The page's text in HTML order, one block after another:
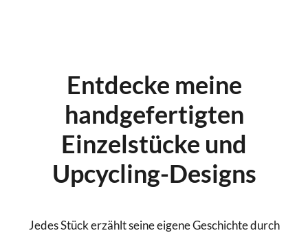
Entdecke meine
handgefertigten
Einzelstücke und
Upcycling-Designs
Jedes Stück erzählt seine eigene Geschichte durch